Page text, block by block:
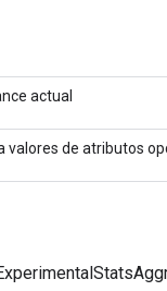
actual
valores de atributos